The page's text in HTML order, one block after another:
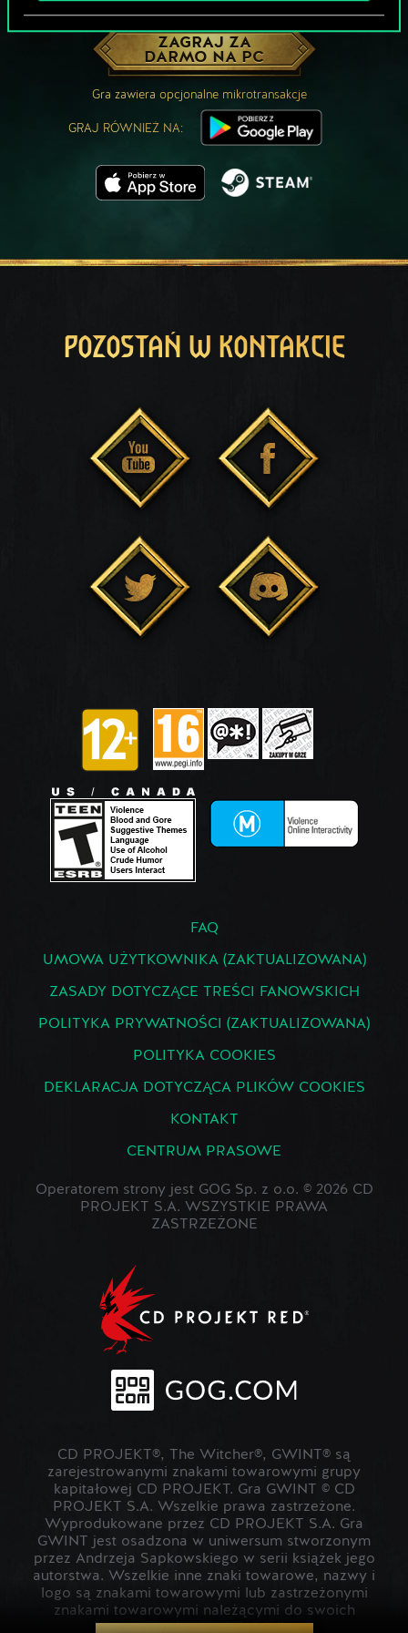
ZAGRAJ ZA
DARMO NA PC
Gra zawiera opcjonalne mikrotransakcje
GRAJ RÓWNIEŻ NA:
POZOSTAŃ W KONTAKCIE
FAQ
UMOWA UŻYTKOWNIKA (ZAKTUALIZOWANA)
ZASADY DOTYCZĄCE TREŚCI FANOWSKICH
POLITYKA PRYWATNOŚCI (ZAKTUALIZOWANA)
POLITYKA COOKIES
DEKLARACJA DOTYCZĄCA PLIKÓW COOKIES
KONTAKT
CENTRUM PRASOWE
Operatorem strony jest GOG Sp. z o.o. © 2026 CD
PROJEKT S.A. WSZYSTKIE PRAWA
ZASTRZEŻONE
CD PROJEKT®, The Witcher®, GWINT® są
zarejestrowanymi znakami towarowymi grupy
kapitałowej CD PROJEKT. Gra GWINT © CD
PROJEKT S.A. Wszelkie prawa zastrzeżone.
Wyprodukowane przez CD PROJEKT S.A. Gra
GWINT jest osadzona w uniwersum stworzonym
przez Andrzeja Sapkowskiego w serii książek jego
autorstwa. Wszelkie inne znaki towarowe, nazwy i
logo są znakami towarowymi lub zastrzeżonymi
znakami towarowymi należącymi do swoich
prawowitych właścicieli.